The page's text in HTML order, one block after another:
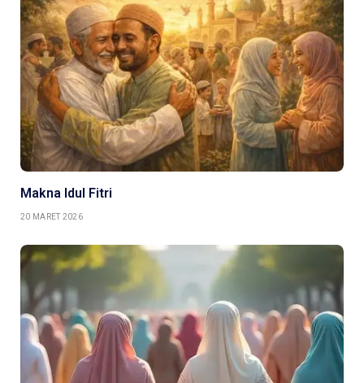
Makna Idul Fitri
20 MARET 2026